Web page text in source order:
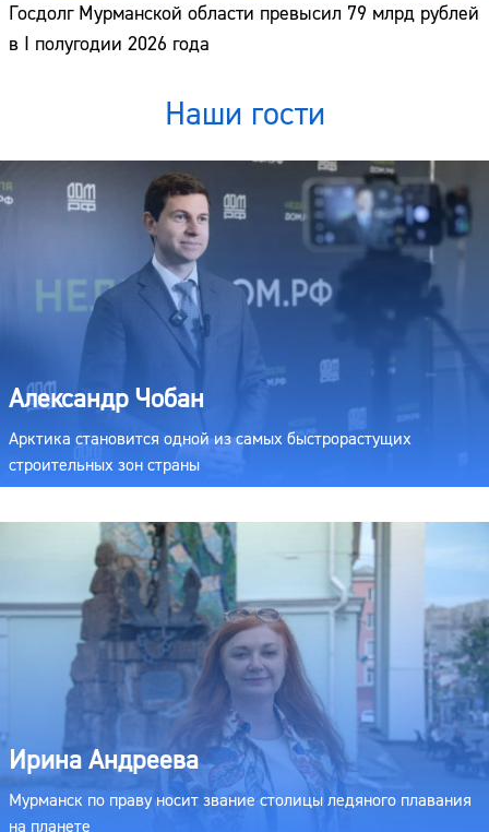
Госдолг Мурманской области превысил 79 млрд рублей
в I полугодии 2026 года
Наши гости
Александр Чобан
Арктика становится одной из самых быстрорастущих
строительных зон страны
Ирина Андреева
Мурманск по праву носит звание столицы ледяного плавания
на планете